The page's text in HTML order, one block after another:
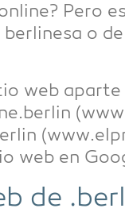
Pero
ber­line­sa o
web
web en
de